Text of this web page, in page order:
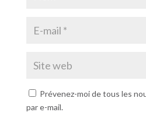
Prévenez-moi de tous les
par e-mail.